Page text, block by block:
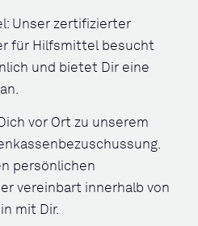
Unser zertifizierter
für Hilfsmittel besucht
und bietet Dir eine
vor Ort zu unserem
persönlichen
vereinbart innerhalb von
mit Dir.